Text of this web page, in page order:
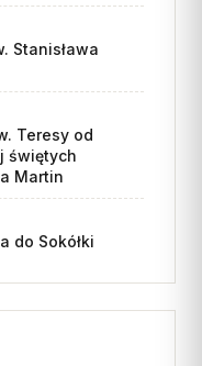
Stanisława
Teresy od
świętych
Martin
do Sokółki